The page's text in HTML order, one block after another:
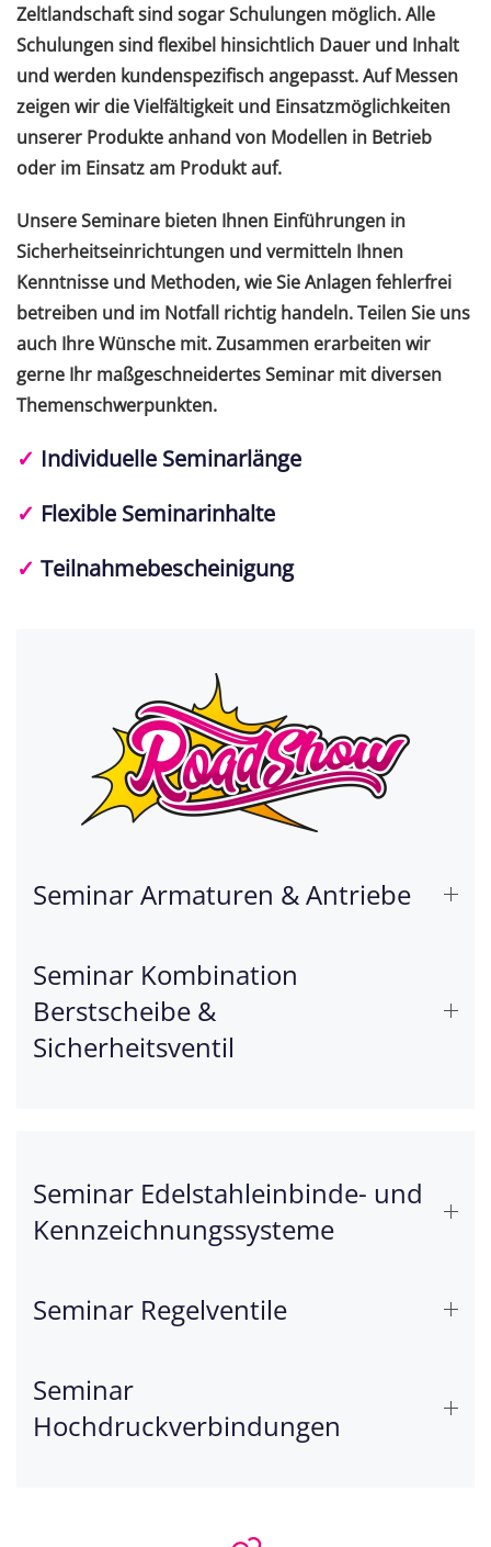
Zeltlandschaft sind sogar Schulungen möglich. Alle
Schulungen sind flexibel hinsichtlich Dauer und Inhalt
und werden kundenspezifisch angepasst. Auf Messen
zeigen wir die Vielfältigkeit und Einsatzmöglichkeiten
unserer Produkte anhand von Modellen in Betrieb
oder im Einsatz am Produkt auf.
Unsere Seminare bieten Ihnen Einführungen in
Sicherheitseinrichtungen und vermitteln Ihnen
Kenntnisse und Methoden, wie Sie Anlagen fehlerfrei
betreiben und im Notfall richtig handeln. Teilen Sie uns
auch Ihre Wünsche mit. Zusammen erarbeiten wir
gerne Ihr maßgeschneidertes Seminar mit diversen
Themenschwerpunkten.
✓ Individuelle Seminarlänge
✓ Flexible Seminarinhalte
✓ Teilnahmebescheinigung
Seminar Armaturen & Antriebe
Seminar Kombination
Berstscheibe &
Sicherheitsventil
Seminar Edelstahleinbinde- und
Kennzeichnungssysteme
Seminar Regelventile
Seminar
Hochdruckverbindungen